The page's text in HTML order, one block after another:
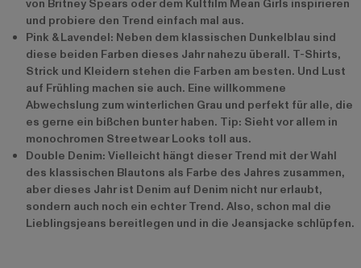
von Britney Spears oder dem Kultfilm Mean Girls inspirieren
und probiere den Trend einfach mal aus.
Pink & Lavendel: Neben dem klassischen Dunkelblau sind
diese beiden Farben dieses Jahr nahezu überall. T-Shirts,
Strick und Kleidern stehen die Farben am besten. Und Lust
auf Frühling machen sie auch. Eine willkommene
Abwechslung zum winterlichen Grau und perfekt für alle, die
es gerne ein bißchen bunter haben. Tip: Sieht vor allem in
monochromen Streetwear Looks toll aus.
Double Denim: Vielleicht hängt dieser Trend mit der Wahl
des klassischen Blautons als Farbe des Jahres zusammen,
aber dieses Jahr ist Denim auf Denim nicht nur erlaubt,
sondern auch noch ein echter Trend. Also, schon mal die
Lieblingsjeans bereitlegen und in die Jeansjacke schlüpfen.